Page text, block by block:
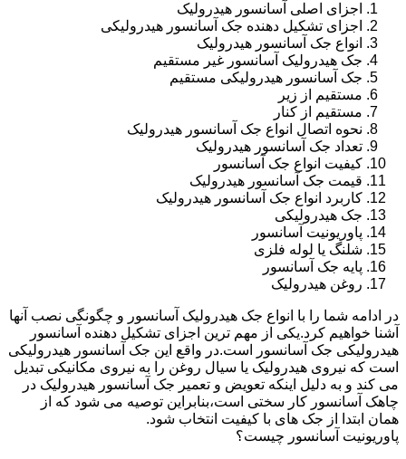
اجزای اصلی آسانسور هیدرولیک
اجزای تشکیل دهنده جک آسانسور هیدرولیکی
انواع جک آسانسور هیدرولیک
جک هیدرولیک آسانسور غیر مستقیم
جک آسانسور هیدرولیکی مستقیم
مستقیم از زیر
مستقیم از کنار
نحوه اتصال انواع جک آسانسور هیدرولیک
تعداد جک آسانسور هیدرولیک
کیفیت انواع جک آسانسور
قیمت جک آسانسور هیدرولیک
کاربرد انواع جک آسانسور هیدرولیک
جک هیدرولیکی
پاوریونیت آسانسور
شلنگ یا لوله فلزی
پایه جک آسانسور
روغن هیدرولیک
در ادامه شما را با انواع جک هیدرولیک آسانسور و چگونگی نصب آنها
آشنا خواهیم کرد.یکی از مهم ترین اجزای تشکیل دهنده آسانسور
هیدرولیکی جک آسانسور است.در واقع این جک آسانسور هیدرولیکی
است که نیروی هیدرولیک یا سیال روغن را به نیروی مکانیکی تبدیل
می کند و به دلیل اینکه تعویض و تعمیر جک آسانسور هیدرولیک در
چاهک آسانسور کار سختی است،بنابراین توصیه می شود که از
همان ابتدا از جک های با کیفیت انتخاب شود.
پاوریونیت آسانسور چیست؟